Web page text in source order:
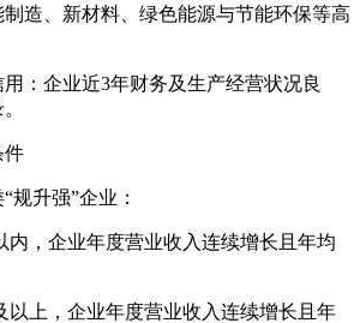
造、新材料、绿色能源与节能环保等高
企业近3年财务及生产经营状况良
升强”企业：
，企业年度营业收入连续增长且年均
上，企业年度营业收入连续增长且年